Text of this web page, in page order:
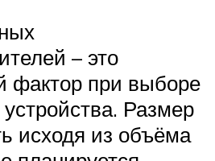
– это
фактор при выборе
устройства. Размер
исходя из объёма